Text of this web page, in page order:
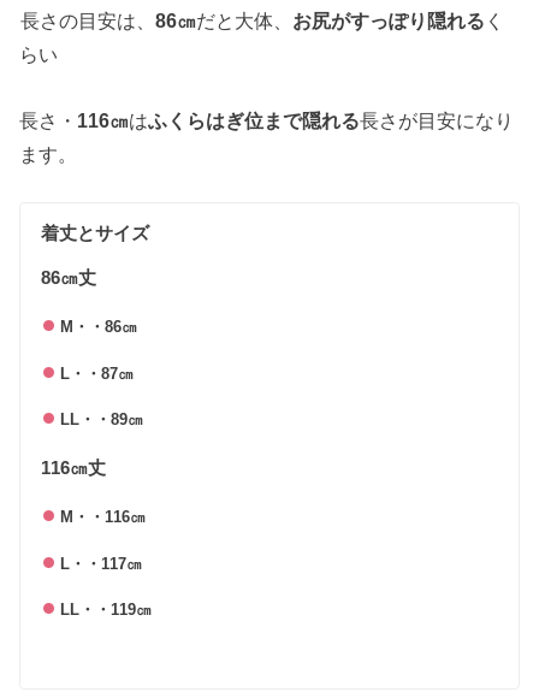
長さの目安は、86㎝だと大体、 お尻がすっぽり隠れる く
らい
長さ・ 116㎝はふくらはぎ位まで隠れる長さが目安になり
ます。
着丈とサイズ
86㎝丈
M・・86㎝
L・・87㎝
LL・・89㎝
116㎝丈
M・・116㎝
L・・117㎝
LL・・119㎝